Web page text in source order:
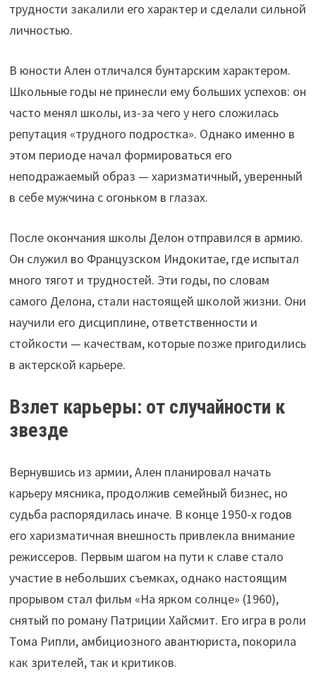
трудности закалили его характер и сделали сильной
личностью.
В юности Ален отличался бунтарским характером.
Школьные годы не принесли ему больших успехов: он
часто менял школы, из-за чего у него сложилась
репутация «трудного подростка». Однако именно в
этом периоде начал формироваться его
неподражаемый образ — харизматичный, уверенный
в себе мужчина с огоньком в глазах.
После окончания школы Делон отправился в армию.
Он служил во Французском Индокитае, где испытал
много тягот и трудностей. Эти годы, по словам
самого Делона, стали настоящей школой жизни. Они
научили его дисциплине, ответственности и
стойкости — качествам, которые позже пригодились
в актерской карьере.
Взлет карьеры: от случайности к
звезде
Вернувшись из армии, Ален планировал начать
карьеру мясника, продолжив семейный бизнес, но
судьба распорядилась иначе. В конце 1950-х годов
его харизматичная внешность привлекла внимание
режиссеров. Первым шагом на пути к славе стало
участие в небольших съемках, однако настоящим
прорывом стал фильм «На ярком солнце» (1960),
снятый по роману Патриции Хайсмит. Его игра в роли
Тома Рипли, амбициозного авантюриста, покорила
как зрителей, так и критиков.